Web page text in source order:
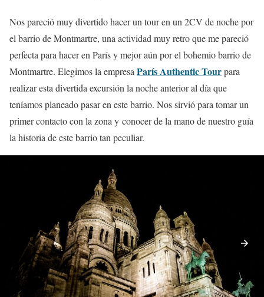
Nos pareció muy divertido hacer un tour en un 2CV de noche por
el barrio de Montmartre, una actividad muy retro que me pareció
perfecta para hacer en París y mejor aún por el bohemio barrio de
Montmartre. Elegimos la empresa París Authentic Tourpara
realizar esta divertida excursión la noche anterior al día que
teníamos planeado pasar en este barrio. Nos sirvió para tomar un
primer contacto con la zona y conocer de la mano de nuestro guía
la historia de este barrio tan peculiar.